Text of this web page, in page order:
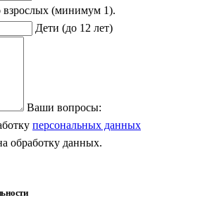
взрослых (минимум 1).
Дети (до 12 лет)
Ваши вопросы:
персональных данных
обработку данных.